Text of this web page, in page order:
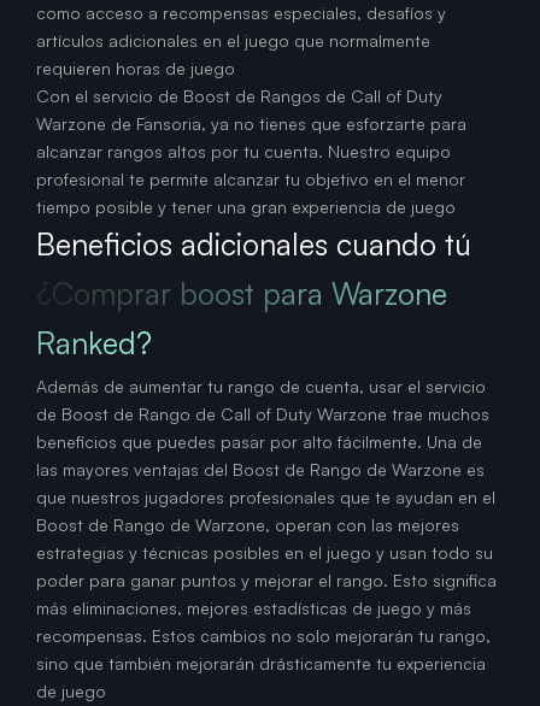
como acceso a recompensas especiales, desafíos y
artículos adicionales en el juego que normalmente
requieren horas de juego
Con el servicio de Boost de Rangos de Call of Duty
Warzone de Fansoria, ya no tienes que esforzarte para
alcanzar rangos altos por tu cuenta. Nuestro equipo
profesional te permite alcanzar tu objetivo en el menor
tiempo posible y tener una gran experiencia de juego
Beneficios adicionales cuando tú
¿Comprar boost para Warzone
Ranked?
Además de aumentar tu rango de cuenta, usar el servicio
de Boost de Rango de Call of Duty Warzone trae muchos
beneficios que puedes pasar por alto fácilmente. Una de
las mayores ventajas del Boost de Rango de Warzone es
que nuestros jugadores profesionales que te ayudan en el
Boost de Rango de Warzone, operan con las mejores
estrategias y técnicas posibles en el juego y usan todo su
poder para ganar puntos y mejorar el rango. Esto significa
más eliminaciones, mejores estadísticas de juego y más
recompensas. Estos cambios no solo mejorarán tu rango,
sino que también mejorarán drásticamente tu experiencia
de juego